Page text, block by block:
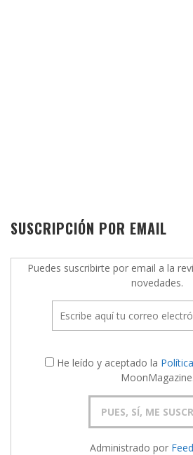
SUSCRIPCIÓN POR EMAIL
Puedes suscribirte por email a la
novedades.
He leído y aceptado la
MoonMagazine.
Administrado por